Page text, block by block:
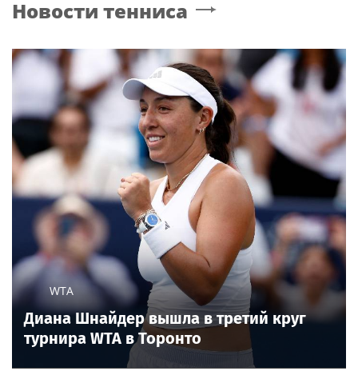
после выхода на сцену
Новости тенниса
WTA
Диана Шнайдер вышла в третий круг
турнира WTA в Торонто